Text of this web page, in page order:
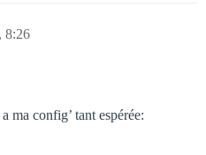
8:26
ma config’ tant espérée: